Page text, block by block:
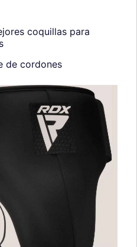
coquillas para
de cordones